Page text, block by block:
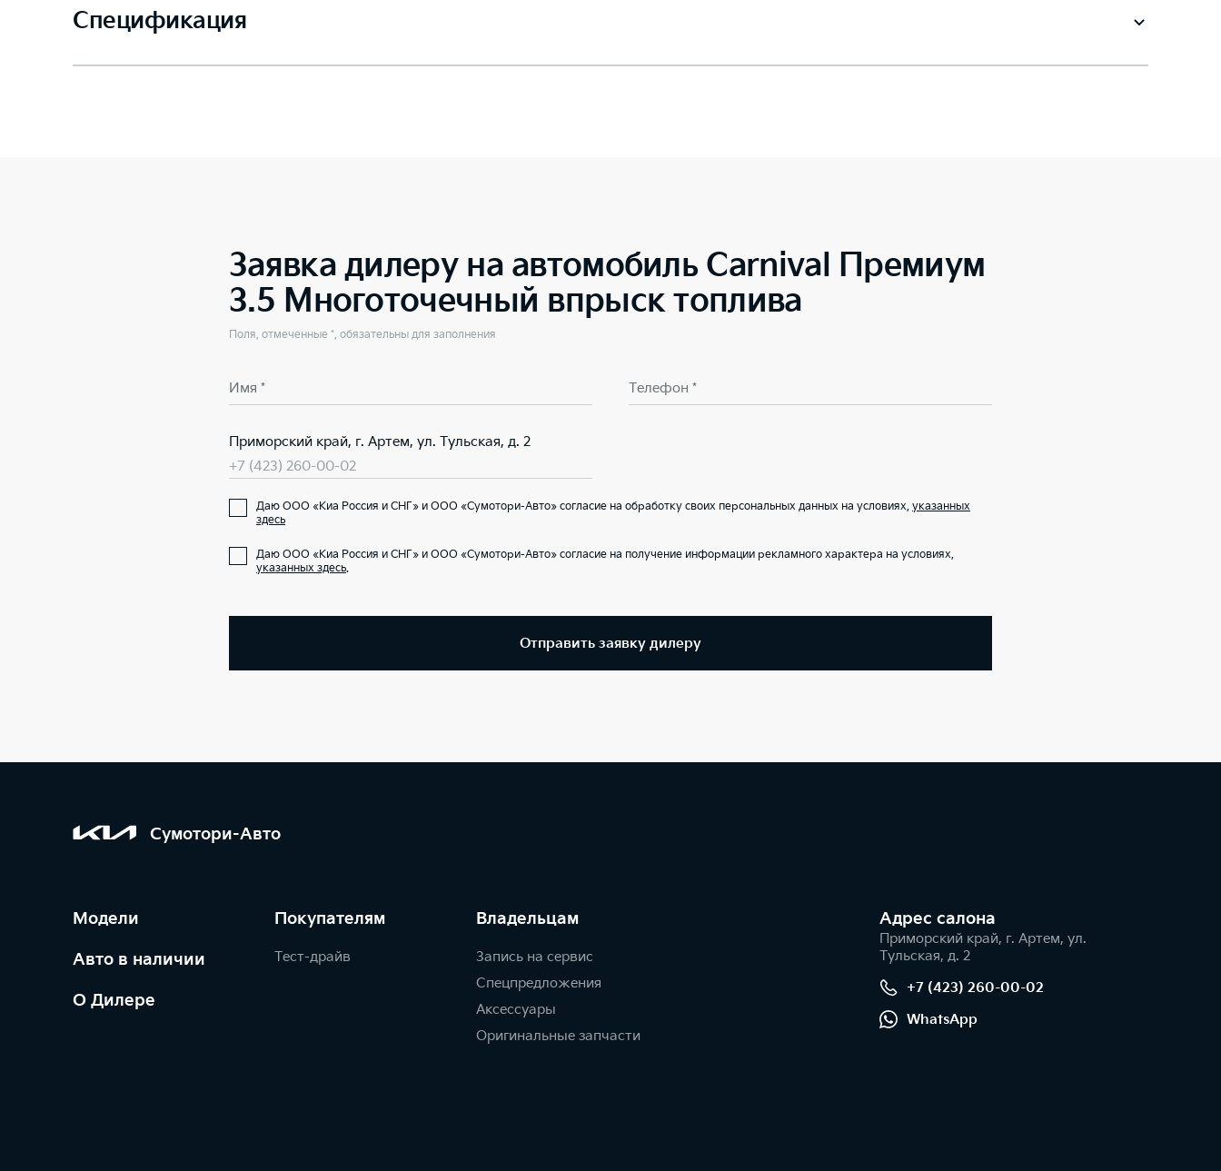
Спецификация
Заявка дилеру на автомобиль Carnival Премиум
3.5 Многоточечный впрыск топлива
Поля, отмеченные *, обязательны для заполнения
Имя * Телефон *
Приморский край, г. Артем, ул. Тульская, д. 2
+7 (423) 260-00-02
Даю ООО «Киа Россия и СНГ» и ООО «Сумотори-Авто» согласие на обработку своих персональных данных на условиях, указанных
здесь
Даю ООО «Киа Россия и СНГ» и ООО «Сумотори-Авто» согласие на получение информации рекламного характера на условиях,
указанных здесь.
Отправить заявку дилеру
Сумотори-Авто
Модели
Авто в наличии
О Дилере
Покупателям
Тест-драйв
Владельцам
Запись на сервис
Спецпредложения
Аксессуары
Оригинальные запчасти
Адрес салонa
Приморский край, г. Артем, ул.
Тульская, д. 2
+7 (423) 260-00-02
WhatsApp